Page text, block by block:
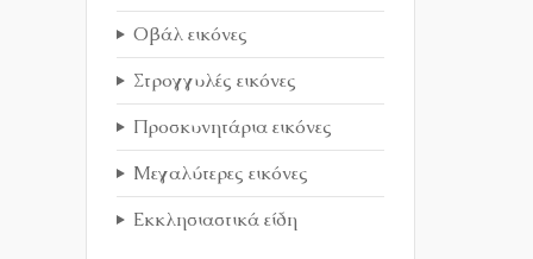
Οβάλ εικόνες
Στρογγυλές εικόνες
Προσκυνητάρια εικόνες
Μεγαλύτερες εικόνες
Εκκλησιαστικά είδη